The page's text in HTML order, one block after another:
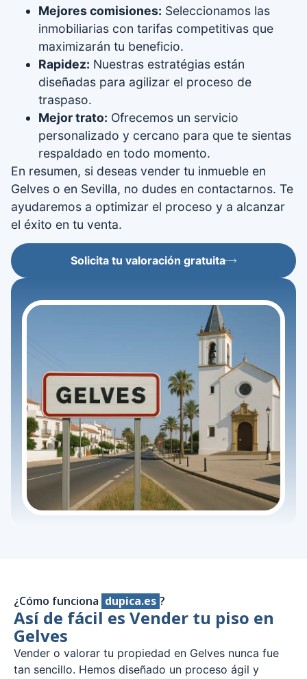
Mejores comisiones: Seleccionamos las
inmobiliarias con tarifas competitivas que
maximizarán tu beneficio.
Rapidez: Nuestras estratégias están
diseñadas para agilizar el proceso de
traspaso.
Mejor trato: Ofrecemos un servicio
personalizado y cercano para que te sientas
respaldado en todo momento.
En resumen, si deseas vender tu inmueble en
Gelves o en Sevilla, no dudes en contactarnos. Te
ayudaremos a optimizar el proceso y a alcanzar
el éxito en tu venta.
Solicita tu valoración gratuita
¿Cómo funciona dupica.es ?
Así de fácil es Vender tu piso en
Gelves
Vender o valorar tu propiedad en Gelves nunca fue
tan sencillo. Hemos diseñado un proceso ágil y